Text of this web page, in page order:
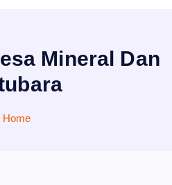
Mineral Dan
Home